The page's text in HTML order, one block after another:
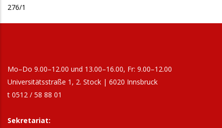
276/1
Mo–Do 9.00–12.00 und 13.00–16.00, Fr: 9.00–12.00
Universitätsstraße 1, 2. Stock | 6020 Innsbruck
t 0512 / 58 88 01
Sekretariat: